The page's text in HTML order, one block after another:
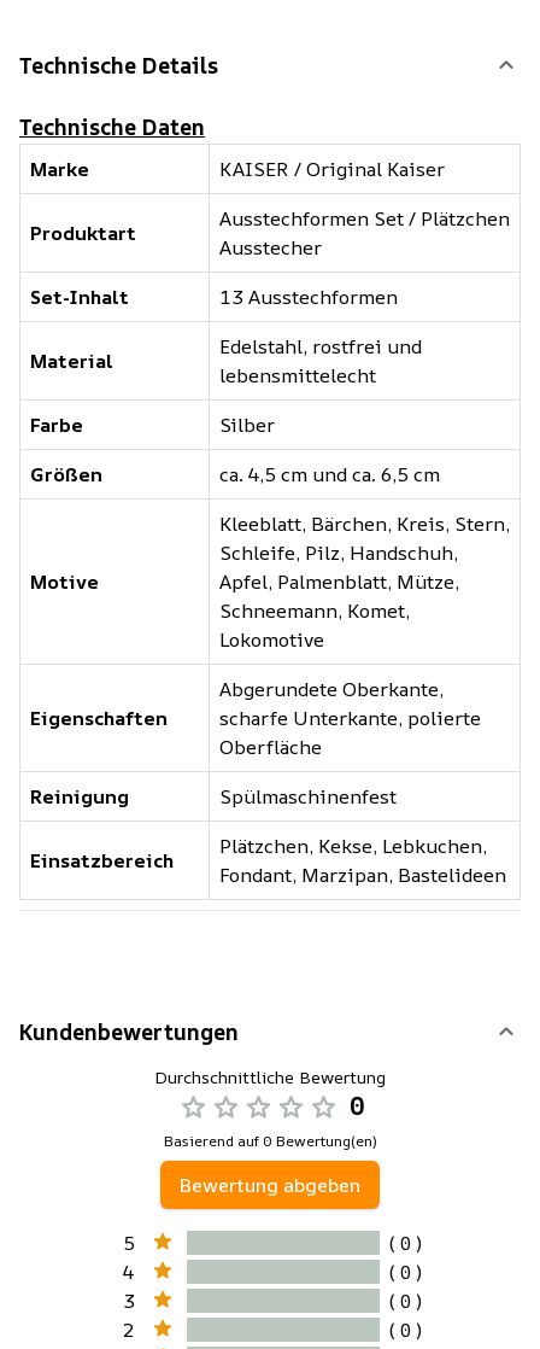
Technische Details
Technische Daten
Marke KAISER / Original Kaiser
Produktart
Ausstechformen Set / Plätzchen
Ausstecher
Set-Inhalt
13 Ausstechformen
Material
Edelstahl, rostfrei und
lebensmittelecht
Farbe
Silber
Größen
ca. 4,5 cm und ca. 6,5 cm
Motive
Kleeblatt, Bärchen, Kreis, Stern,
Schleife, Pilz, Handschuh,
Apfel, Palmenblatt, Mütze,
Schneemann, Komet,
Lokomotive
Eigenschaften
Abgerundete Oberkante,
scharfe Unterkante, polierte
Oberfläche
Reinigung
Spülmaschinenfest
Einsatzbereich
Plätzchen, Kekse, Lebkuchen,
Fondant, Marzipan, Bastelideen
Kundenbewertungen
Durchschnittliche Bewertung
0
Basierend auf 0 Bewertung(en)
Bewertung abgeben
5
( 0 )
4
( 0 )
3
( 0 )
2
( 0 )